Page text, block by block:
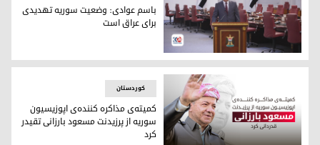
باسم عوادی: وضعیت سوریه تهدیدی برای عراق است
باسم عوادی: وضعیت سوریه تهدیدی
برای عراق است
کوردستان
کمیته‌ی مذاکره کننده‌ی اپوزیسیون
سوریه از پرزیدنت مسعود بارزانی تقیدر
کرد